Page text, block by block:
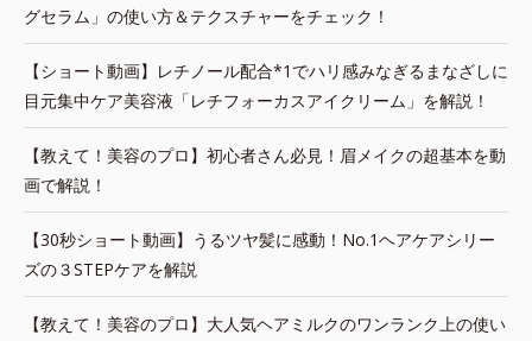
グセラム」の使い方＆テクスチャーをチェック！
【ショート動画】レチノール配合*1でハリ感みなぎるまなざしに
目元集中ケア美容液「レチフォーカスアイクリーム」を解説！
【教えて！美容のプロ】初心者さん必見！眉メイクの超基本を動
画で解説！
【30秒ショート動画】うるツヤ髪に感動！No.1ヘアケアシリー
ズの３STEPケアを解説
【教えて！美容のプロ】大人気ヘアミルクのワンランク上の使い